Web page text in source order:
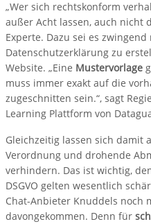
„Wer sich rechtskonform
außer Acht lassen, auch nicht
Experte. Dazu sei es
Datenschutzerklärung zu
Website. „Eine Mustervorlage
muss immer exakt auf die
zugeschnitten sein.“, sagt
Learning Plattform von
Gleichzeitig lassen sich damit
Verordnung und drohende
verhindern. Das ist wichtig,
DSGVO gelten wesentlich
Chat-Anbieter Knuddels noch
davongekommen. Denn für